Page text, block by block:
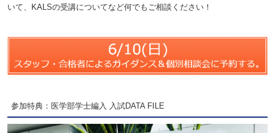
いて、KALSの受講についてなど何でもご相談ください！
参加特典：医学部学士編入 入試DATA FILE